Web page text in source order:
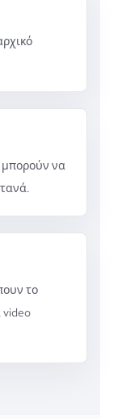
μπορούν να
το
video